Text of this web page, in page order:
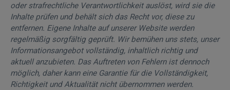
oder strafrechtliche Verantwortlichkeit auslöst, wird sie die
Inhalte prüfen und behält sich das Recht vor, diese zu
entfernen. Eigene Inhalte auf unserer Website werden
regelmäßig sorgfältig geprüft. Wir bemühen uns stets, unser
Informationsangebot vollständig, inhaltlich richtig und
aktuell anzubieten. Das Auftreten von Fehlern ist dennoch
möglich, daher kann eine Garantie für die Vollständigkeit,
Richtigkeit und Aktualität nicht übernommen werden.